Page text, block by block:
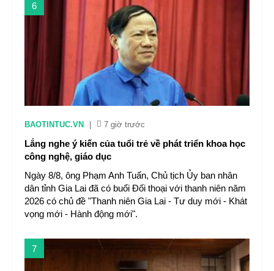
6
BAOTINTUC.VN 7 giờ trước
Lắng nghe ý kiến của tuổi trẻ về phát triển khoa học
công nghệ, giáo dục
Ngày 8/8, ông Phạm Anh Tuấn, Chủ tịch Ủy ban nhân
dân tỉnh Gia Lai đã có buổi Đối thoại với thanh niên năm
2026 có chủ đề "Thanh niên Gia Lai - Tư duy mới - Khát
vọng mới - Hành động mới".
7